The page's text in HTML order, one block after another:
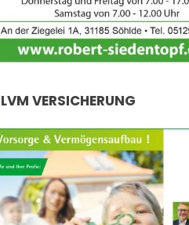
LVM VERSICHERUNG